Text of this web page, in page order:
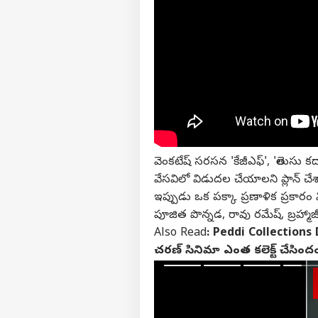
వెంకటేష్ సరసన 'కేజీఎఫ్',
వేసవిలో విడుదల చేయాలని ప్లాన్
ఇప్పుడు ఒక పక్కా ప్రణాళిక
పూజిత పొన్నడ, రావు రమేష్, బ్రహ్మాజీ
Also Read: Peddi Collections
చరణ్ సినిమా ఎంత కలెక్ట్
మాతో ప్రచారం చేయండి
కేరీర్స్
మా గురించి
అభిప్రాయాన్ని పంపండి
మమ్మల్ని సంప్రదించండి
ప్రైవసీ పాలసీ
నీట్